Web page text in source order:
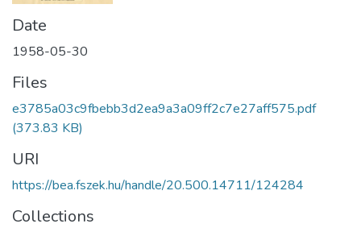
Date
1958-05-30
Files
e3785a03c9fbebb3d2ea9a3a09ff2c7e27aff575.pdf
(373.83 KB)
URI
https://bea.fszek.hu/handle/20.500.14711/124284
Collections